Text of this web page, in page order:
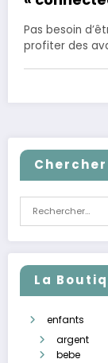
Pas besoin
profiter des
Chercher
La
enfants
argent
bebe